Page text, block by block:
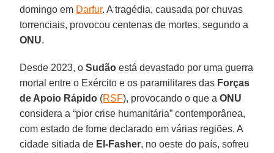
domingo em Darfur. A tragédia, causada por chuvas
torrenciais, provocou centenas de mortes, segundo a
ONU.
Desde 2023, oSudão está devastado por uma guerra
mortal entre o Exército e os paramilitares das Forças
de Apoio Rápido (RSF), provocando o que aONU
considera a “pior crise humanitária” contemporânea,
com estado de fome declarado em várias regiões. A
cidade sitiada de El-Fasher, no oeste do país, sofreu